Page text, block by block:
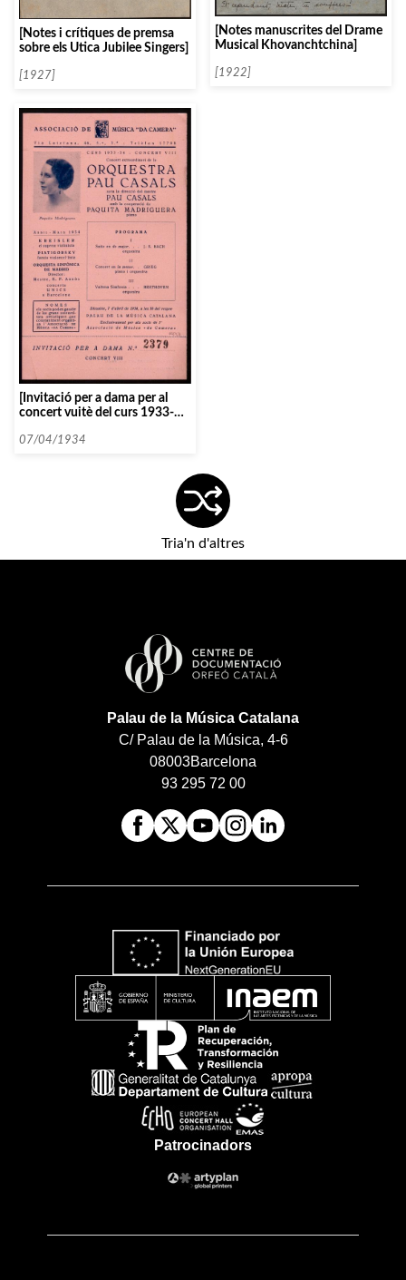
[Notes i crítiques de premsa
sobre els Utica Jubilee Singers]
[1927]
[Notes manuscrites del Drame
Musical Khovanchtchina]
[1922]
[Invitació per a dama per al
concert vuitè del curs 1933-
07/04/1934
Tria'n d'altres
Palau de la Música Catalana
C/ Palau de la Música, 4-6
08003Barcelona
93 295 72 00
Patrocinadors